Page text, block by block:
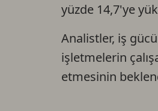
yüzde 14,7'ye
Analistler, iş
işletmelerin
etmesinin